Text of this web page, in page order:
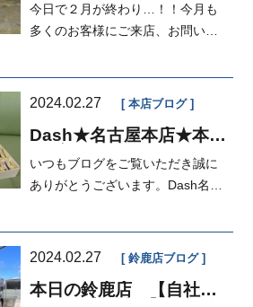
シュ定額払い
今日で２月が終わり…！！今月も
多くのお客様にご来店、お問い合
2024.02.27 本店ブログ
Dash★名古屋本店★本日
いつもブログをご覧いただき誠に
ありがとうございます。Dash名古
2024.02.27 鈴鹿店ブログ
本日の鈴鹿店 【自社ロ